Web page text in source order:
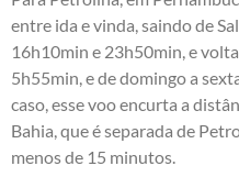
entre ida e vinda, saindo de
16h10min e 23h50min, e
5h55min, e de domingo a
caso, esse voo encurta a
Bahia, que é separada de
menos de 15 minutos.